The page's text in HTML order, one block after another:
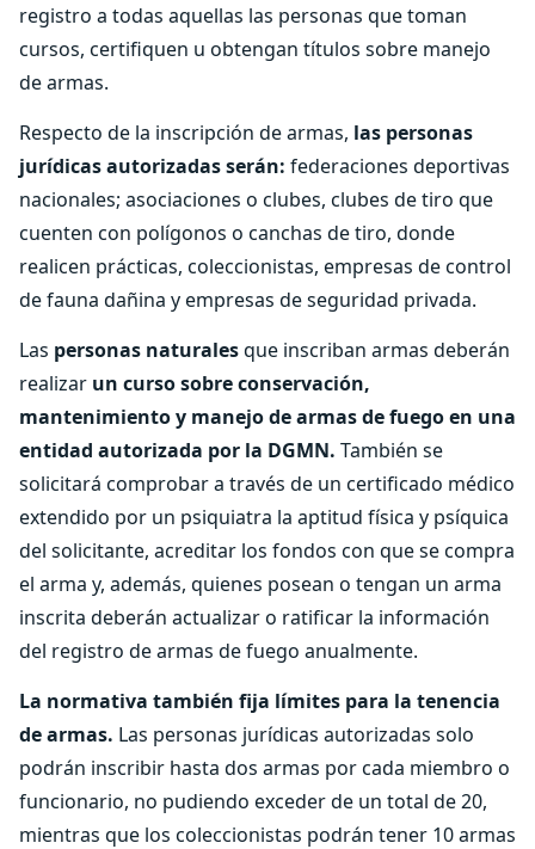
registro a todas aquellas las personas que toman
cursos, certifiquen u obtengan títulos sobre manejo
de armas.
Respecto de la inscripción de armas, las personas
jurídicas autorizadas serán: federaciones deportivas
nacionales; asociaciones o clubes, clubes de tiro que
cuenten con polígonos o canchas de tiro, donde
realicen prácticas, coleccionistas, empresas de control
de fauna dañina y empresas de seguridad privada.
Las personas naturalesque inscriban armas deberán
realizar un curso sobre conservación,
mantenimiento y manejo de armas de fuego en una
entidad autorizada por la DGMN. También se
solicitará comprobar a través de un certificado médico
extendido por un psiquiatra la aptitud física y psíquica
del solicitante, acreditar los fondos con que se compra
el arma y, además, quienes posean o tengan un arma
inscrita deberán actualizar o ratificar la información
del registro de armas de fuego anualmente.
La normativa también fija límites para la tenencia
de armas. Las personas jurídicas autorizadas solo
podrán inscribir hasta dos armas por cada miembro o
funcionario, no pudiendo exceder de un total de 20,
mientras que los coleccionistas podrán tener 10 armas